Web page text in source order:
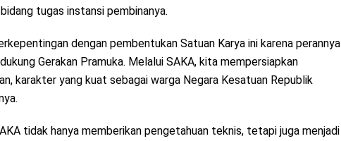
tugas instansi pembinanya.
dengan pembentukan Satuan Karya ini karena perannya
Gerakan Pramuka. Melalui SAKA, kita mempersiapkan
karakter yang kuat sebagai warga Negara Kesatuan Republik
tidak hanya memberikan pengetahuan teknis, tetapi juga menjadi